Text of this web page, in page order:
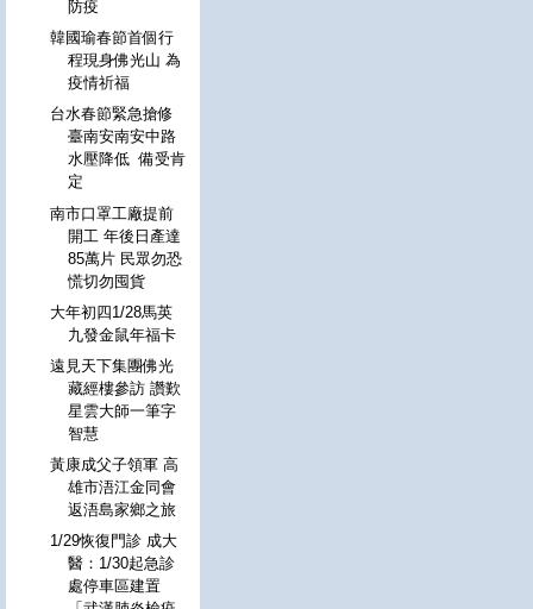
防疫
韓國瑜春節首個行
程現身佛光山 為
疫情祈福
台水春節緊急搶修
臺南安南安中路
水壓降低 備受肯
定
南市口罩工廠提前
開工 年後日產達
85萬片 民眾勿恐
慌切勿囤貨
大年初四1/28馬英
九發金鼠年福卡
遠見天下集團佛光
藏經樓參訪 讚歎
星雲大師一筆字
智慧
黃康成父子領軍 高
雄市浯江金同會
返浯島家鄉之旅
1/29恢復門診 成大
醫：1/30起急診
處停車區建置